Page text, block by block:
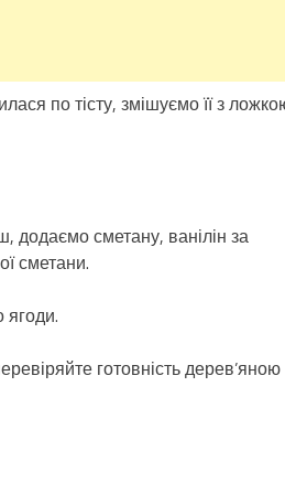
по тісту, змішуємо її з
сметану, ванілін за
сметани.
ягоди.
готовність дерев’яною